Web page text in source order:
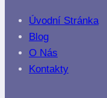
Úvodní Stránka
Blog
O Nás
Kontakty